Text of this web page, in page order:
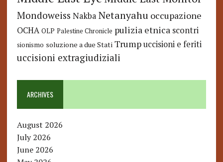
Mondoweiss Nakba Netanyahu occupazione
OCHA OLP Palestine Chronicle pulizia etnica scontri
sionismo soluzione a due Stati Trump uccisioni e feriti
uccisioni extragiudiziali
ARCHIVES
August 2026
July 2026
June 2026